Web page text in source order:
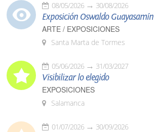
08/05/2026 30/08/2026
Exposición Oswaldo Guayasamín
ARTE / EXPOSICIONES
Santa Marta de Tormes
05/06/2026 31/03/2027
Visibilizar lo elegido
EXPOSICIONES
Salamanca
01/07/2026 30/09/2026